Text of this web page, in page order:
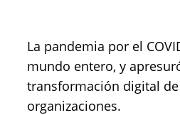
La pandemia por el
mundo entero, y
transformación digital
organizaciones.